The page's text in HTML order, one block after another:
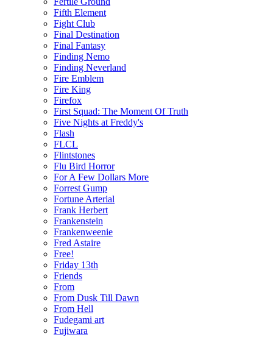
Fifth Element
Fight Club
Final Destination
Final Fantasy
Finding Nemo
Finding Neverland
Fire Emblem
Fire King
Firefox
First Squad: The Moment Of Truth
Five Nights at Freddy's
Flash
FLCL
Flintstones
Flu Bird Horror
For A Few Dollars More
Forrest Gump
Fortune Arterial
Frank Herbert
Frankenstein
Frankenweenie
Fred Astaire
Free!
Friday 13th
Friends
From
From Dusk Till Dawn
From Hell
Fudegami art
Fujiwara